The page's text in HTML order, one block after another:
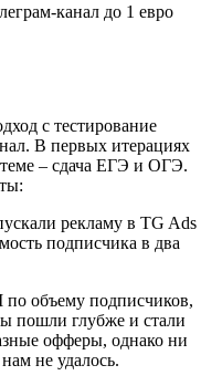
канал до 1 евро
с тестирование
В первых итерациях
– сдача ЕГЭ и ОГЭ.
по объему подписчиков,
пошли глубже и стали
офферы, однако ни
не удалось.